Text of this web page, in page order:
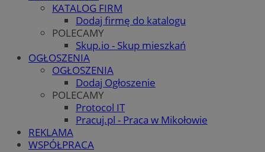
KATALOG FIRM
Dodaj firmę do katalogu
POLECAMY
Skup.io - Skup mieszkań
OGŁOSZENIA
OGŁOSZENIA
Dodaj Ogłoszenie
POLECAMY
Protocol IT
Pracuj.pl - Praca w Mikołowie
REKLAMA
WSPÓŁPRACA